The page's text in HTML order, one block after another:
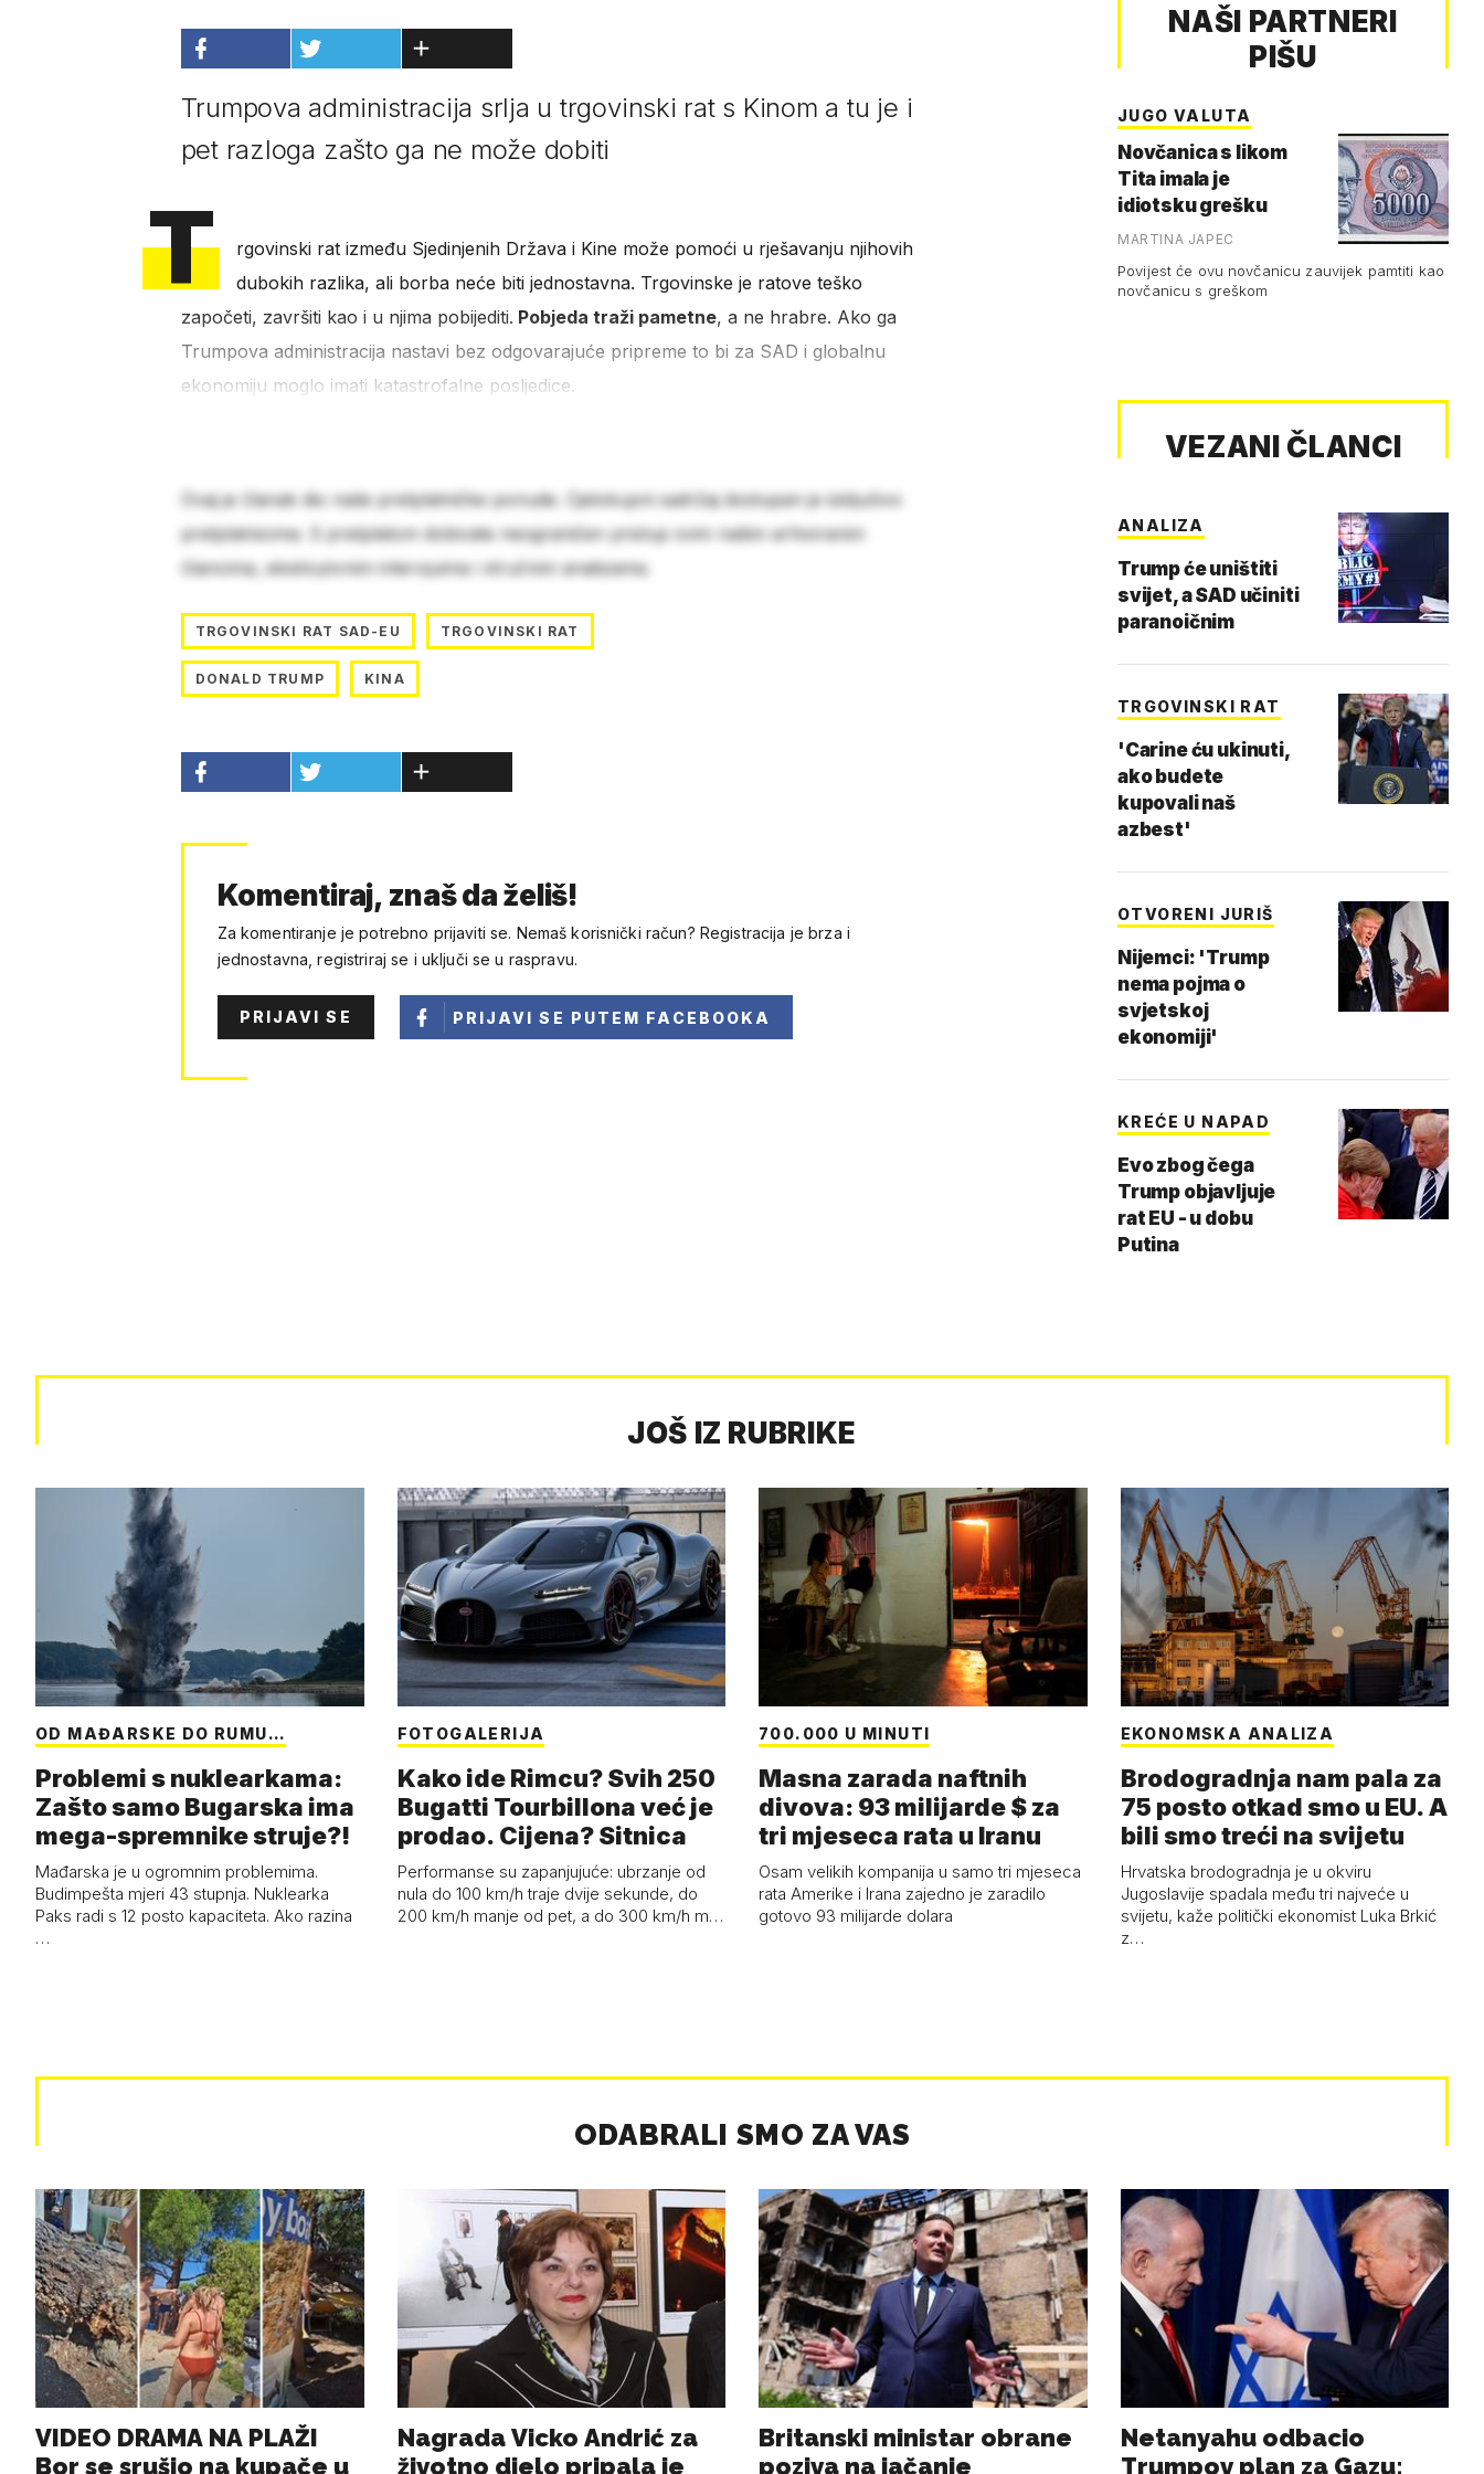
Trumpova administracija srlja u trgovinski rat s Kinom a tu je i
pet razloga zašto ga ne može dobiti
T
rgovinski rat između Sjedinjenih Država i Kine može pomoći u rješavanju njihovih
dubokih razlika, ali borba neće biti jednostavna. Trgovinske je ratove teško
započeti, završiti kao i u njima pobijediti. Pobjeda traži pametne, a ne hrabre. Ako ga
Trumpova administracija nastavi bez odgovarajuće pripreme to bi za SAD i globalnu
ekonomiju moglo imati katastrofalne posljedice.
Ovaj je članak dio naše pretplatničke ponude. Cjelokupni sadržaj dostupan je isključivo
pretplatnicima. S pretplatom dobivate neograničen pristup svim našim arhiviranim
člancima, ekskluzivnim intervjuima i stručnim analizama.
TRGOVINSKI RAT SAD-EU TRGOVINSKI RAT
DONALD TRUMP KINA
Komentiraj, znaš da želiš!
Za komentiranje je potrebno prijaviti se. Nemaš korisnički račun? Registracija je brza i
jednostavna, registriraj se i uključi se u raspravu.
PRIJAVI SE PRIJAVI SE PUTEM FACEBOOKA
NAŠI PARTNERI
PIŠU
JUGO VALUTA
Novčanica s likom
Tita imala je
idiotsku grešku
MARTINA JAPEC
Povijest će ovu novčanicu zauvijek pamtiti kao
novčanicu s greškom
VEZANI ČLANCI
ANALIZA
Trump će uništiti
svijet, a SAD učiniti
paranoičnim
TRGOVINSKI RAT
'Carine ću ukinuti,
ako budete
kupovali naš
azbest'
OTVORENI JURIŠ
Nijemci: 'Trump
nema pojma o
svjetskoj
ekonomiji'
KREĆE U NAPAD
Evo zbog čega
Trump objavljuje
rat EU - u dobu
Putina
JOŠ IZ RUBRIKE
OD MAĐARSKE DO RUMU…
Problemi s nuklearkama:
Zašto samo Bugarska ima
mega-spremnike struje?!
Mađarska je u ogromnim problemima.
Budimpešta mjeri 43 stupnja. Nuklearka
Paks radi s 12 posto kapaciteta. Ako razina
…
FOTOGALERIJA
Kako ide Rimcu? Svih 250
Bugatti Tourbillona već je
prodao. Cijena? Sitnica
Performanse su zapanjujuće: ubrzanje od
nula do 100 km/h traje dvije sekunde, do
200 km/h manje od pet, a do 300 km/h m…
700.000 U MINUTI
Masna zarada naftnih
divova: 93 milijarde $ za
tri mjeseca rata u Iranu
Osam velikih kompanija u samo tri mjeseca
rata Amerike i Irana zajedno je zaradilo
gotovo 93 milijarde dolara
EKONOMSKA ANALIZA
Brodogradnja nam pala za
75 posto otkad smo u EU. A
bili smo treći na svijetu
Hrvatska brodogradnja je u okviru
Jugoslavije spadala među tri najveće u
svijetu, kaže politički ekonomist Luka Brkić
z…